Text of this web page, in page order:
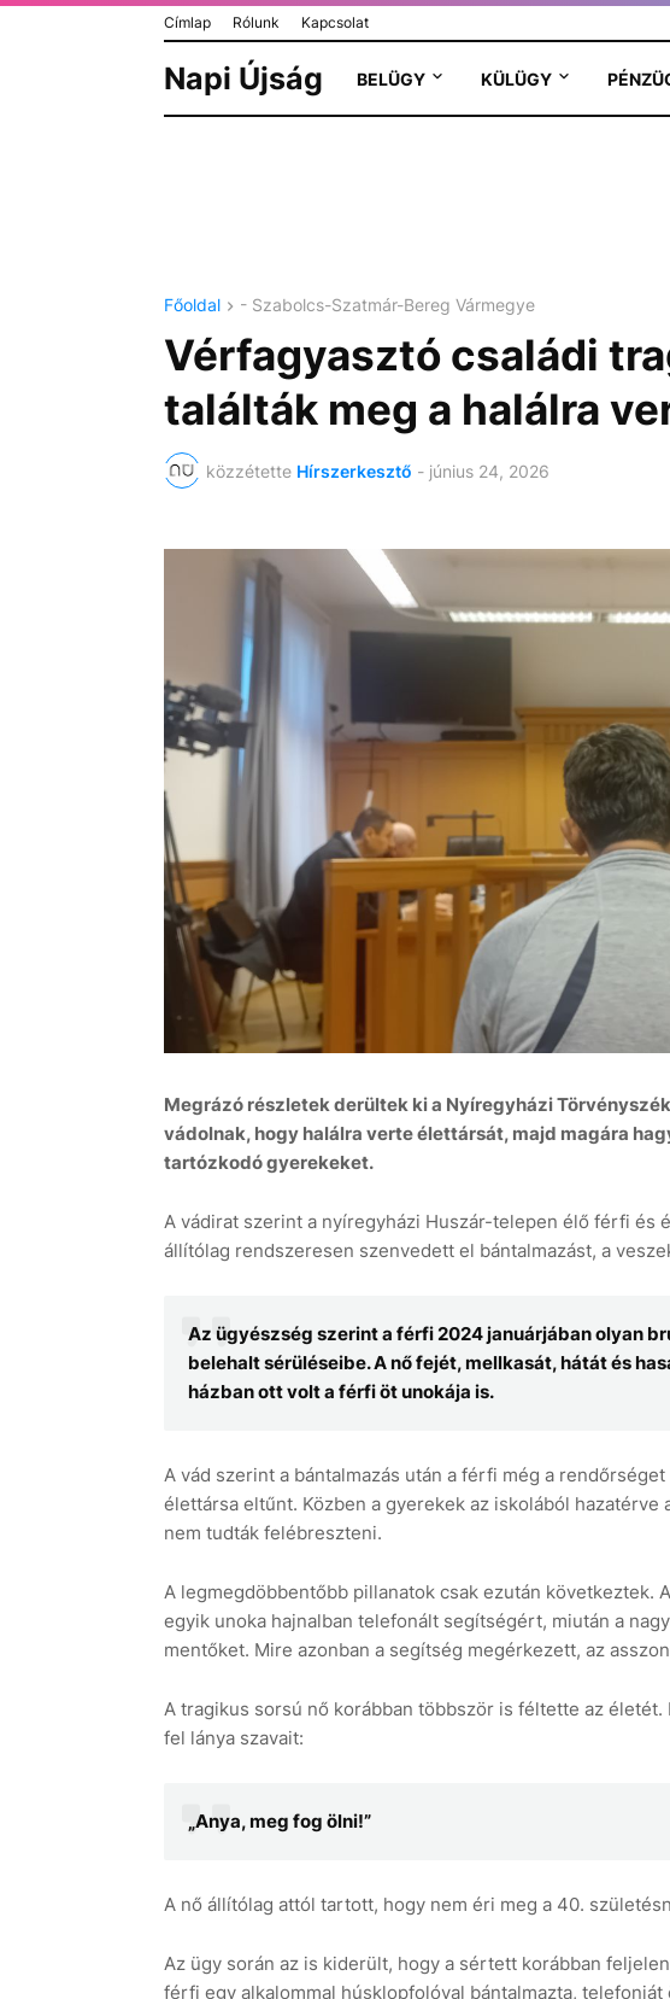
Címlap Rólunk Kapcsolat
Napi Újság BELÜGY KÜLÜGY
Főoldal - Szabolcs-Szatmár-Bereg Vármegye
Vérfagyasztó családi
találták meg a halálra
közzétette Hírszerkesztő - június 24, 2026
Megrázó részletek derültek ki a Nyíregyházi
vádolnak, hogy halálra verte élettársát, majd magára
tartózkodó gyerekeket.
A vádirat szerint a nyíregyházi Huszár-telepen élő férfi és
állítólag rendszeresen szenvedett el bántalmazást, a
Az ügyészség szerint a férfi 2024 januárjában olyan
belehalt sérüléseibe. A nő fejét, mellkasát, hátát és
házban ott volt a férfi öt unokája is.
A vád szerint a bántalmazás után a férfi még a
élettársa eltűnt. Közben a gyerekek az iskolából
nem tudták felébreszteni.
A legmegdöbbentőbb pillanatok csak ezután következtek.
egyik unoka hajnalban telefonált segítségért, miután a
mentőket. Mire azonban a segítség megérkezett, az
A tragikus sorsú nő korábban többször is féltette az
fel lánya szavait:
„Anya, meg fog ölni!”
A nő állítólag attól tartott, hogy nem éri meg a 40.
Az ügy során az is kiderült, hogy a sértett korábban
férfi egy alkalommal húsklopfolóval bántalmazta,